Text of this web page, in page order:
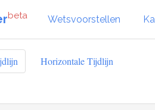
beta Wetsvoorstellen
Horizontale Tijdlijn